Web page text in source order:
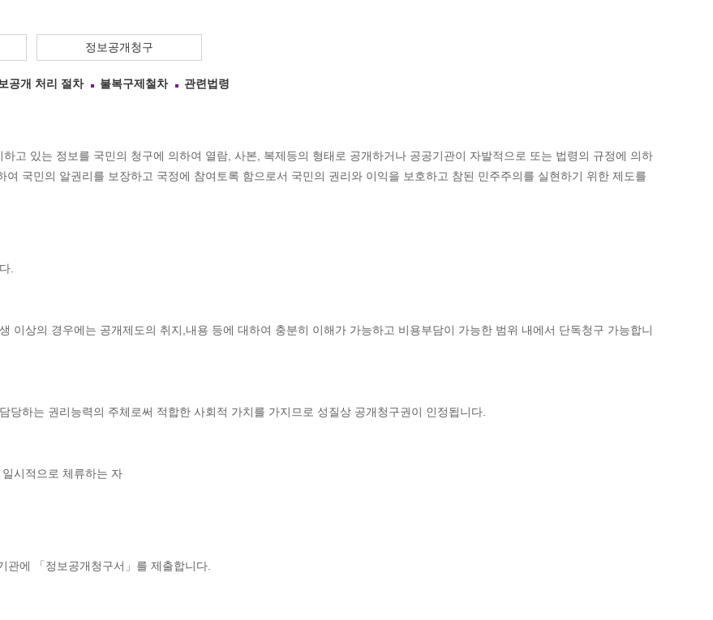
정보공개청구
공개 처리 절차 불복구제철차 관련법령
고 있는 정보를 국민의 청구에 의하여 열람, 사본, 복제등의 형태로 공개하거나 공공기관이 자발적으로 또는 법령의 규정에 의하
국민의 알권리를 보장하고 국정에 참여토록 함으로서 국민의 권리와 이익을 보호하고 참된 민주주의를 실현하기 위한 제도를
.
이상의 경우에는 공개제도의 취지,내용 등에 대하여 충분히 이해가 가능하고 비용부담이 가능한 범위 내에서 단독청구 가능합니
당하는 권리능력의 주체로써 적합한 사회적 가치를 가지므로 성질상 공개청구권이 인정됩니다.
시적으로 체류하는 자
관에 「정보공개청구서」를 제출합니다.